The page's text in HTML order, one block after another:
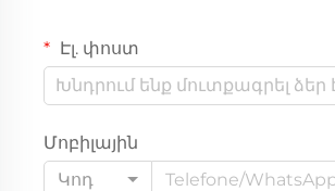
Էլ. փոստ
Մոբիլային
Կոդ